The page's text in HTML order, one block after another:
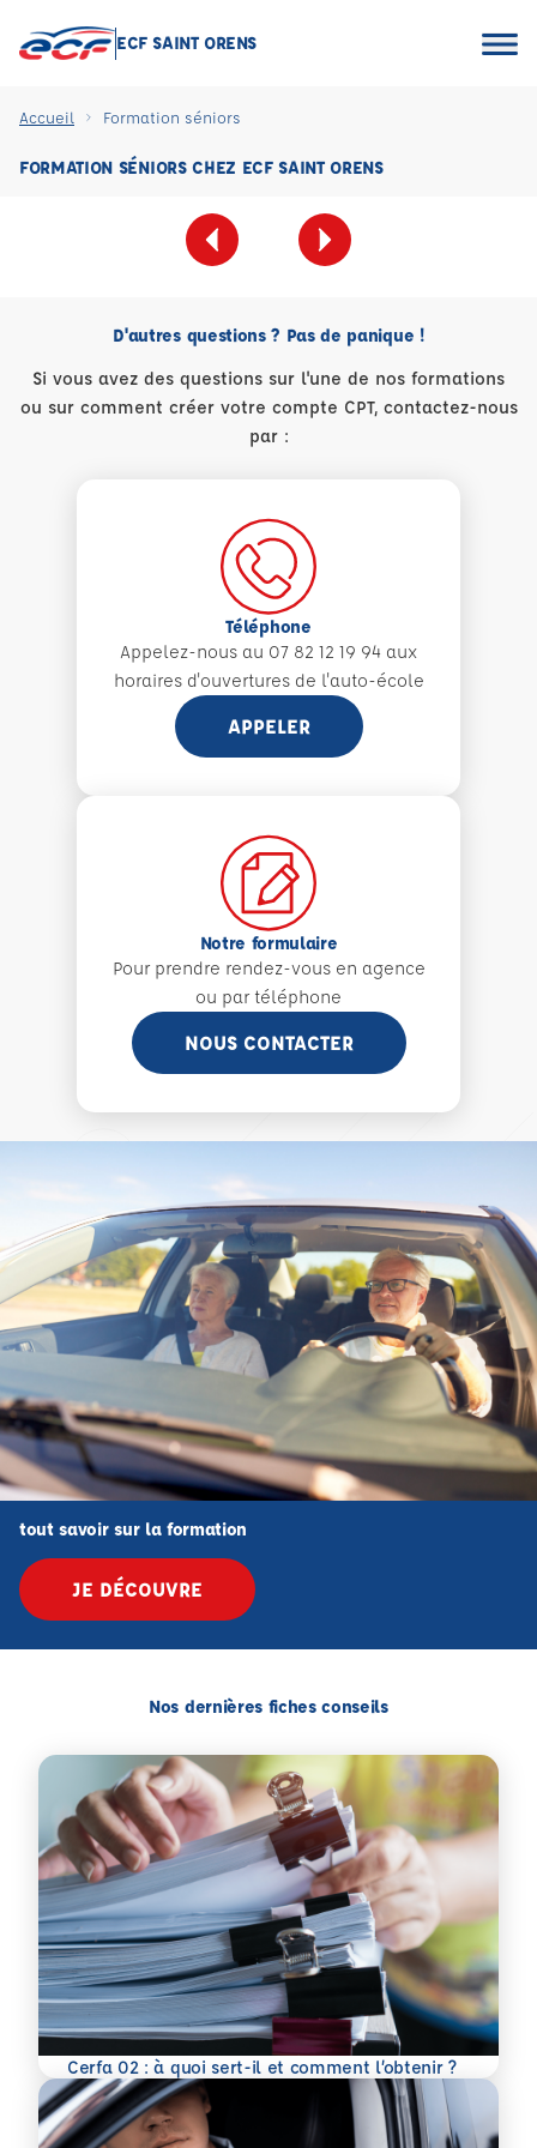
ECF SAINT ORENS
Accueil Formation séniors
FORMATION SÉNIORS CHEZ ECF SAINT ORENS
D'autres questions ? Pas de panique !
Si vous avez des questions sur l'une de nos formations
ou sur comment créer votre compte CPT, contactez-nous
par :
Téléphone
Appelez-nous au 07 82 12 19 94 aux
horaires d'ouvertures de l'auto-école
APPELER
Notre formulaire
Pour prendre rendez-vous en agence
ou par téléphone
NOUS CONTACTER
tout savoir sur la formation
JE DÉCOUVRE
Nos dernières fiches conseils
Cerfa 02 : à quoi sert-il et comment l’obtenir ?
En savoir plus